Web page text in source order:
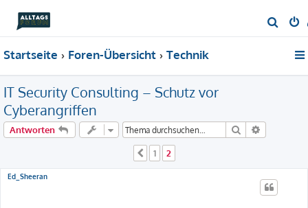
u
Startseite Foren-Übersicht Technik
IT Security Consulting – Schutz vor
Cyberangriffen
Antworten Suche
Vorherige
1 2
Ed_Sheeran